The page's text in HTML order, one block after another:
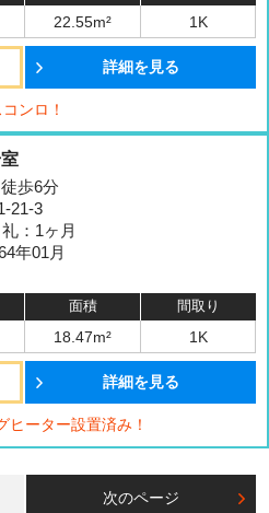
22.55m² 1K
詳細を見る
ンロ！
徒歩6分
21-3
：1ヶ月
年01月
面積 間取り
18.47m² 1K
詳細を見る
ーター設置済み！
次のページ